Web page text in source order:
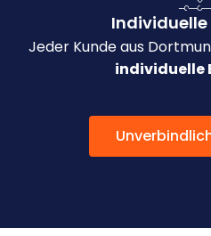
Jeder Kunde aus
individuelle